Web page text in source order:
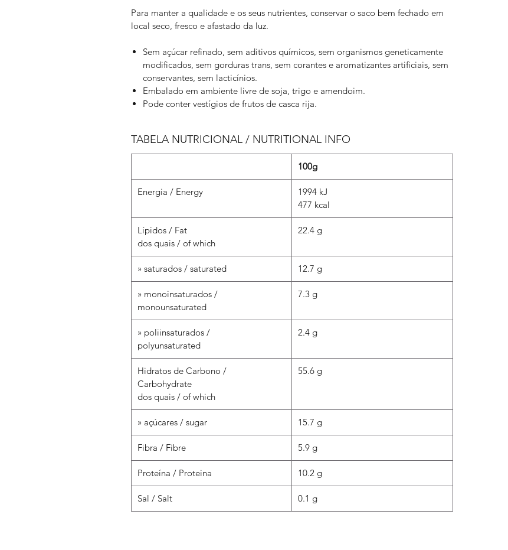
Para manter a qualidade e os seus nutrientes, conservar o saco bem fechado em
local seco, fresco e afastado da luz.
Sem açúcar refinado, sem aditivos químicos, sem organismos geneticamente
modificados, sem gorduras trans, sem corantes e aromatizantes artificiais, sem
conservantes, sem lacticínios.
Embalado em ambiente livre de soja, trigo e amendoim.
Pode conter vestígios de frutos de casca rija.
TABELA NUTRICIONAL / NUTRITIONAL INFO
100g
Energia / Energy
1994 kJ
477 kcal
Lípidos / Fat
dos quais / of which
22.4 g
» saturados / saturated 12.7 g
» monoinsaturados /
monounsaturated
7.3 g
» poliinsaturados /
polyunsaturated
2.4 g
Hidratos de Carbono /
Carbohydrate
dos quais / of which
55.6 g
» açúcares / sugar 15.7 g
Fibra / Fibre 5.9 g
Proteína / Proteina 10.2 g
Sal / Salt 0.1 g